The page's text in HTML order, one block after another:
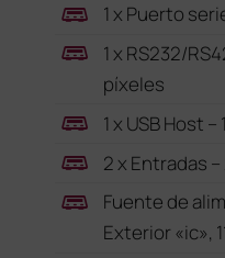
1 x Puerto
1 x RS232/
píxeles
1 x USB Host
2 x Entradas
Fuente de
Exterior «ic»,